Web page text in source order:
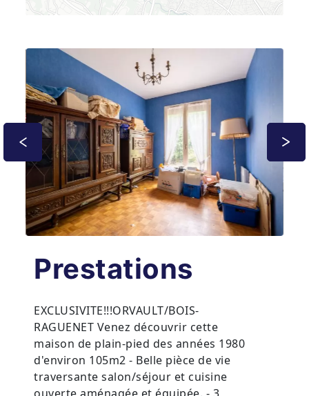
Prestations
EXCLUSIVITE!!!ORVAULT/BOIS-
RAGUENET Venez découvrir cette
maison de plain-pied des années 1980
d'environ 105m2 - Belle pièce de vie
traversante salon/séjour et cuisine